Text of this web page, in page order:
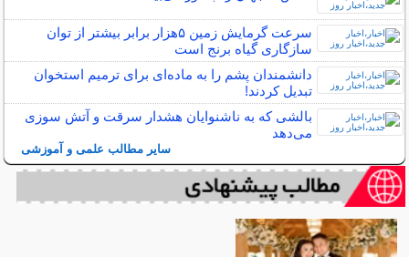
سرعت گرمایش زمین ۵هزار برابر بیشتر از توان
سازگاری گیاه برنج است
دانشمندان پشم را به ماده‌ای برای ترمیم استخوان
تبدیل کردند!
بالشی که به ناشنوایان هشدار سرقت و آتش سوزی
می‌دهد
سایر مطالب علمی و آموزشی